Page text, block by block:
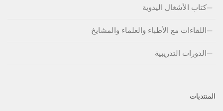
كتاب الأشغال اليدوية
اللقاءات مع الأطباء والعلماء والمشايخ
الدورات التدريبية
المنتديات